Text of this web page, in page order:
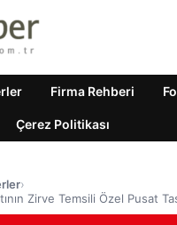
Firma Rehberi
Çerez Politikası
›
Zirve Temsili Özel Pusat